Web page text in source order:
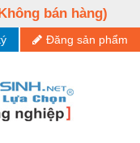
bán hàng)
Đăng sản phẩm